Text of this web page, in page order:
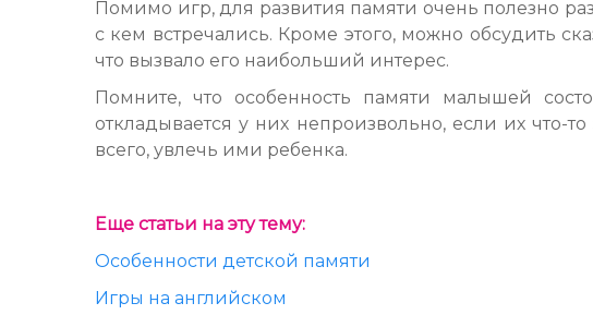
Помимо игр, для развития памяти очень полезно
с кем встречались. Кроме этого, можно обсудить
что вызвало его наибольший интерес.
Помните, что особенность памяти малышей
откладывается у них непроизвольно, если их что-
всего, увлечь ими ребенка.
Еще статьи на эту тему:
Особенности детской памяти
Игры на английском